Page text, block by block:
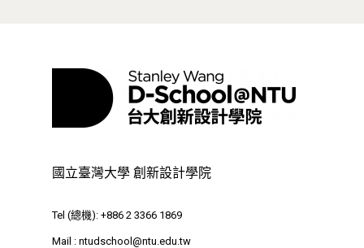
國立臺灣大學 創新設計學院
Tel (總機): +886 2 3366 1869
Mail : ntudschool@ntu.edu.tw